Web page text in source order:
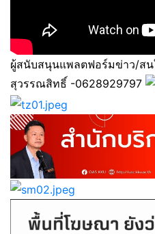
ผู้สนับสนุนแพลตฟอร์มข่าว/ส
สุวรรณสิทธิ์ -0628929797